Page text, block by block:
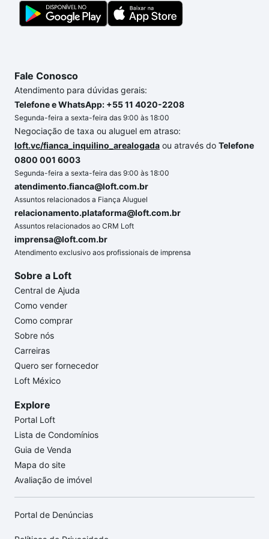
a gente para comprar o imóvel dos seus sonhos
com segurança e conforto. Loft, com você até as
Fale Conosco
Atendimento para dúvidas gerais:
Telefone e WhatsApp: +55 11 4020-2208
Segunda-feira a sexta-feira das 9:00 às 18:00
Negociação de taxa ou aluguel em atraso:
loft.vc/fianca_inquilino_arealogada ou através do Telefone
0800 001 6003
Segunda-feira a sexta-feira das 9:00 às 18:00
atendimento.fianca@loft.com.br
Assuntos relacionados a Fiança Aluguel
relacionamento.plataforma@loft.com.br
Assuntos relacionados ao CRM Loft
imprensa@loft.com.br
Atendimento exclusivo aos profissionais de imprensa
Sobre a Loft
Central de Ajuda
Como vender
Como comprar
Sobre nós
Carreiras
Quero ser fornecedor
Loft México
Explore
Portal Loft
Lista de Condomínios
Guia de Venda
Mapa do site
Avaliação de imóvel
Portal de Denúncias